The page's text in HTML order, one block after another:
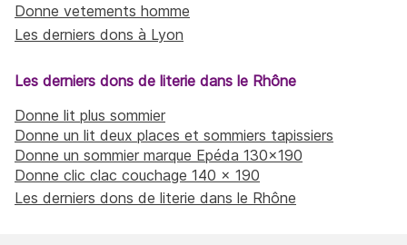
Donne vetements homme
Les derniers dons à Lyon
Les derniers dons de literie dans le Rhône
Donne lit plus sommier
Donne un lit deux places et sommiers tapissiers
Donne un sommier marque Epéda 130x190
Donne clic clac couchage 140 × 190
Les derniers dons de literie dans le Rhône